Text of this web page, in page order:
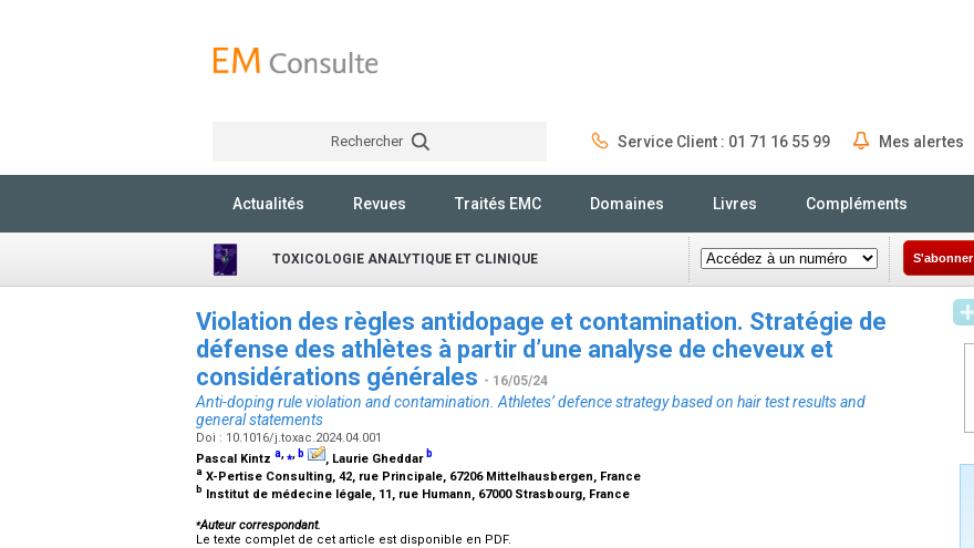
Rechercher Service Client : 01 71 16 55 99 Mes alertes
Actualités Revues Traités EMC Domaines Livres Compléments
TOXICOLOGIE ANALYTIQUE ET CLINIQUE S'abonner
Violation des règles antidopage et contamination. Stratégie de
défense des athlètes à partir d’une analyse de cheveux et
considérations générales - 16/05/24
Anti-doping rule violation and contamination. Athletes’ defence strategy based on hair test results and
general statements
Doi : 10.1016/j.toxac.2024.04.001
Pascal Kintz a,⁎, b , Laurie Gheddar b
a X-Pertise Consulting, 42, rue Principale, 67206 Mittelhausbergen, France
b Institut de médecine légale, 11, rue Humann, 67000 Strasbourg, France
⁎Auteur correspondant.
Le texte complet de cet article est disponible en PDF.